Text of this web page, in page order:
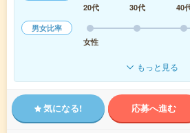
20代
30代 40
男女比率
女性
もっと見る
気になる! 応募へ進む